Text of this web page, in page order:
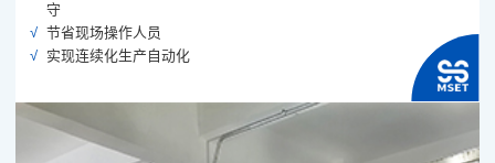
守
节省现场操作人员
实现连续化生产自动化